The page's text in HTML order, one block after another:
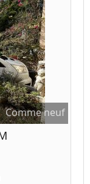
Comme neuf